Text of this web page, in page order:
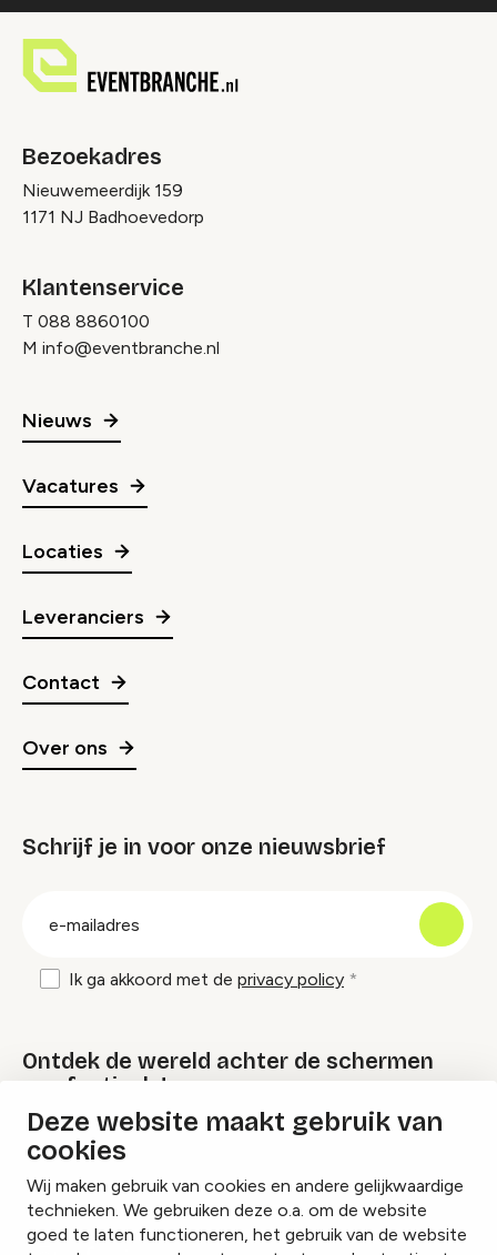
Deze website maakt gebruik van
cookies
Wij maken gebruik van cookies en andere gelijkwaardige
technieken. We gebruiken deze o.a. om de website
goed te laten functioneren, het gebruik van de website
Bezoekadres
Nieuwemeerdijk 159
1171 NJ Badhoevedorp
Klantenservice
T 088 8860100
M info@eventbranche.nl
Nieuws
Vacatures
Locaties
Leveranciers
Contact
Over ons
Schrijf je in voor onze nieuwsbrief
Ik ga akkoord met de privacy policy
Ontdek de wereld achter de schermen
van festivals!
Lees onze Festival Specials